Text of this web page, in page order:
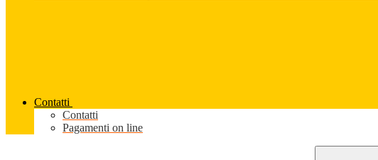
Contatti
Contatti
Pagamenti on line